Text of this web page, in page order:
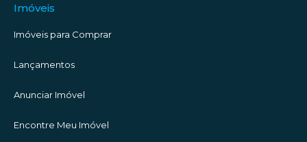
Imóveis
Imóveis para Comprar
Lançamentos
Anunciar Imóvel
Encontre Meu Imóvel